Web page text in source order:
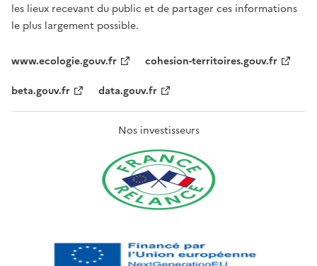
les lieux recevant du public et de partager ces informations
le plus largement possible.
www.ecologie.gouv.fr
cohesion-territoires.gouv.fr
beta.gouv.fr
data.gouv.fr
Nos investisseurs